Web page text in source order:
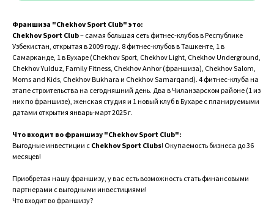
Франшиза "Chekhov Sport Club" это:
Chekhov Sport Club– самая большая сеть фитнес-клубов в Республике
Узбекистан, открытая в 2009 году. 8 фитнес-клубов в Ташкенте, 1 в
Самарканде, 1 в Бухаре (Chekhov Sport, Chekhov Light, Chekhov Underground,
Chekhov Yulduz, Family Fitness, Chekhov Anhor (франшиза), Chekhov Salom,
Moms and Kids, Chekhov Bukhara и Chekhov Samarqand). 4 фитнес-клуба на
этапе строительства на сегодняшний день. Два в Чиланзарском районе (1 из
них по франшизе), женская студия и 1 новый клуб в Бухаре с планируемыми
датами открытия январь-март 2025 г.
Что входит во франшизу "Chekhov Sport Club":
Выгодные инвестиции с Chekhov Sport Clubs! Окупаемость бизнеса до 36
месяцев!
Приобретая нашу франшизу, у вас есть возможность стать финансовыми
партнерами с выгодными инвестициями!
Что входит во франшизу?